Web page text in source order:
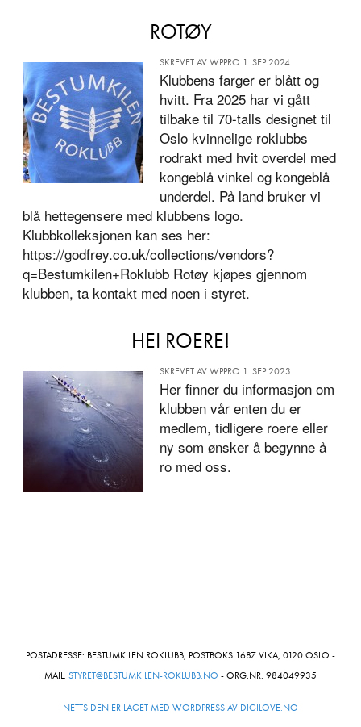
ROTØY
SKREVET AV WPPRO 1. SEP 2024
Klubbens farger er blått og
hvitt. Fra 2025 har vi gått
tilbake til 70-talls designet til
Oslo kvinnelige roklubbs
rodrakt med hvit overdel med
kongeblå vinkel og kongeblå
underdel. På land bruker vi
blå hettegensere med klubbens logo.
Klubbkolleksjonen kan ses her:
https://godfrey.co.uk/collections/vendors?
q=Bestumkilen+Roklubb Rotøy kjøpes gjennom
klubben, ta kontakt med noen i styret.
HEI ROERE!
SKREVET AV WPPRO 1. SEP 2023
Her finner du informasjon om
klubben vår enten du er
medlem, tidligere roere eller
ny som ønsker å begynne å
ro med oss.
POSTADRESSE: BESTUMKILEN ROKLUBB, POSTBOKS 1687 VIKA, 0120 OSLO -
MAIL: STYRET@BESTUMKILEN-ROKLUBB.NO - ORG.NR: 984049935
NETTSIDEN ER LAGET MED WORDPRESS AV DIGILOVE.NO